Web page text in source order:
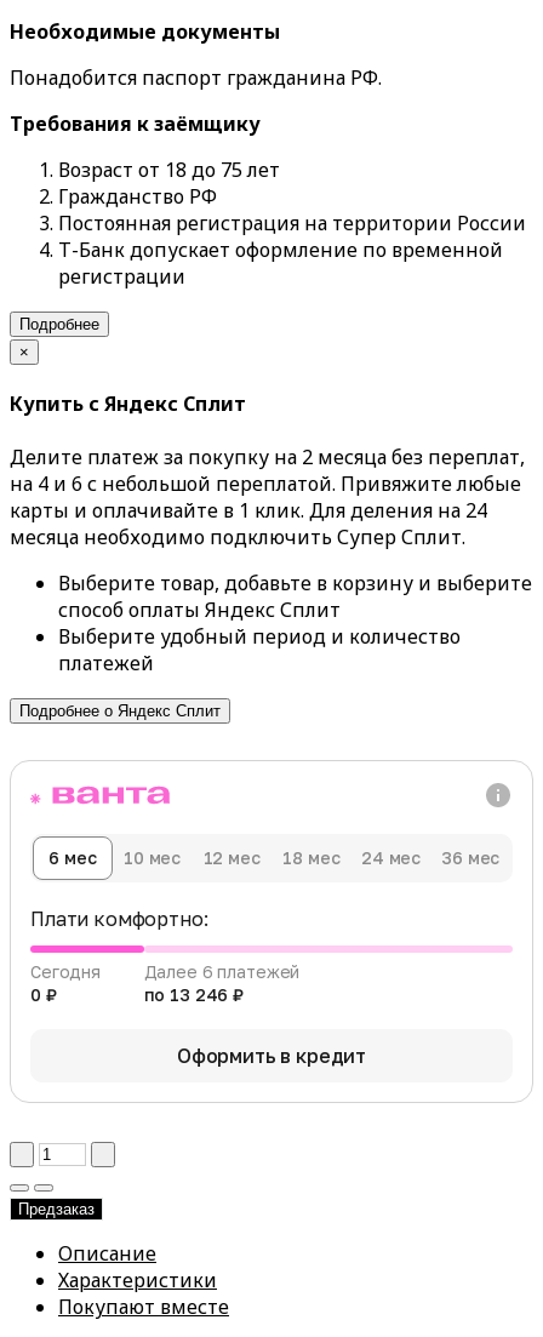
Необходимые документы
Понадобится паспорт гражданина РФ.
Требования к заёмщику
Возраст от 18 до 75 лет
Гражданство РФ
Постоянная регистрация на территории России
Т-Банк допускает оформление по временной
регистрации
Подробнее
×
Купить с Яндекс Сплит
Делите платеж за покупку на 2 месяца без переплат,
на 4 и 6 с небольшой переплатой. Привяжите любые
карты и оплачивайте в 1 клик. Для деления на 24
месяца необходимо подключить Супер Сплит.
Выберите товар, добавьте в корзину и выберите
способ оплаты Яндекс Сплит
Выберите удобный период и количество
платежей
Подробнее о Яндекс Сплит
6 мес 10 мес 12 мес 18 мес 24 мес 36 мес
Плати комфортно:
Сегодня
0 ₽
Далее 6 платежей
по 13 246 ₽
Оформить в кредит
Предзаказ
Описание
Характеристики
Покупают вместе